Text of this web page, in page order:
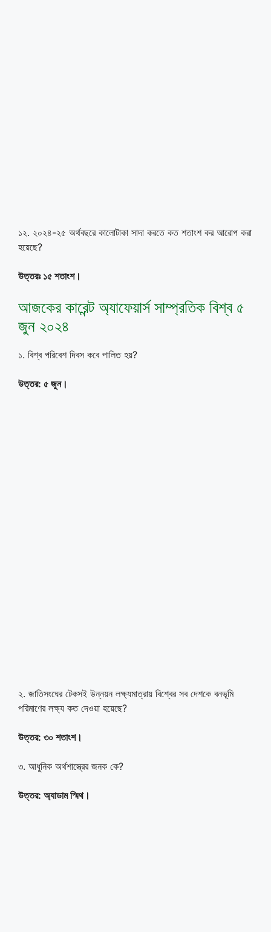
১২. ২০২৪-২৫ অর্থবছরে কালোটাকা সাদা করতে কত শতাংশ কর আরোপ করা
হয়েছে?
উত্তরঃ ১৫ শতাংশ।
আজকের কারেন্ট অ্যাফেয়ার্স সাম্প্রতিক বিশ্ব ৫
জুন ২০২৪
১. বিশ্ব পরিবেশ দিবস কবে পালিত হয়?
উত্তর: ৫ জুন।
২. জাতিসংঘের টেকসই উন্নয়ন লক্ষ্যমাত্রায় বিশ্বের সব দেশকে বনভূমি
পরিমাণের লক্ষ্য কত দেওয়া হয়েছে?
উত্তর: ৩০ শতাংশ।
৩. আধুনিক অর্থশাস্ত্রের জনক কে?
উত্তর: অ্যাডাম স্মিথ।